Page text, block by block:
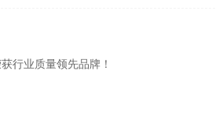
行业质量领先品牌！